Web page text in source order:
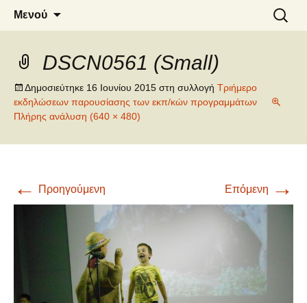
6o ΔΗΜΟΤΙΚΟ ΣΧΟΛΕΙΟ
ΝΑΟΥΣΑΣ
Μενού
για:
DSCN0561 (Small)
Δημοσιεύτηκε 16 Ιουνίου 2015 στη συλλογή Τριήμερο
εκδηλώσεων παρουσίασης των εκπ/κών προγραμμάτων
Πλήρης ανάλυση (640 × 480)
← Προηγούμενη Επόμενη →